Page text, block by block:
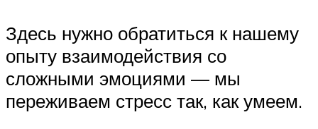
Здесь нужно обратиться к нашему
опыту взаимодействия со
сложными эмоциями — мы
переживаем стресс так, как умеем.